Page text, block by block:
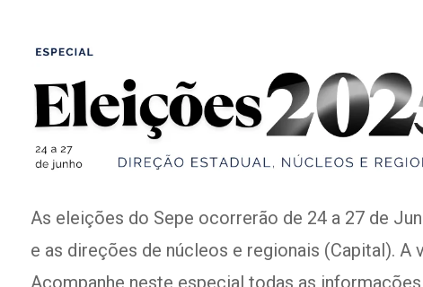
As eleições do Sepe ocorrerão de 24 a 27 de
e as direções de núcleos e regionais (Capital).
Acompanhe neste especial todas as